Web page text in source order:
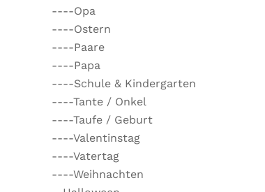
----Opa
----Ostern
----Paare
----Papa
----Schule & Kindergarten
----Tante / Onkel
----Taufe / Geburt
----Valentinstag
----Vatertag
----Weihnachten